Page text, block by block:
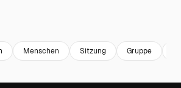
Menschen Sitzung Gruppe